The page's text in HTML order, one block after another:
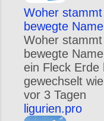
Woher
bewegte
Woher
bewegte
ein Fleck Erde
gewechselt
vor 3 Tagen
ligurien.pro